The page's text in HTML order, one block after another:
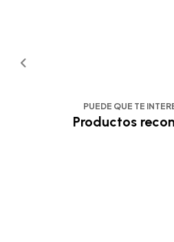
PUEDE QUE TE
Productos